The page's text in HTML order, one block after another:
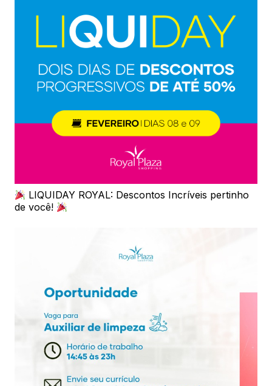
LIQUIDAY ROYAL: Descontos Incríveis pertinho
de você!